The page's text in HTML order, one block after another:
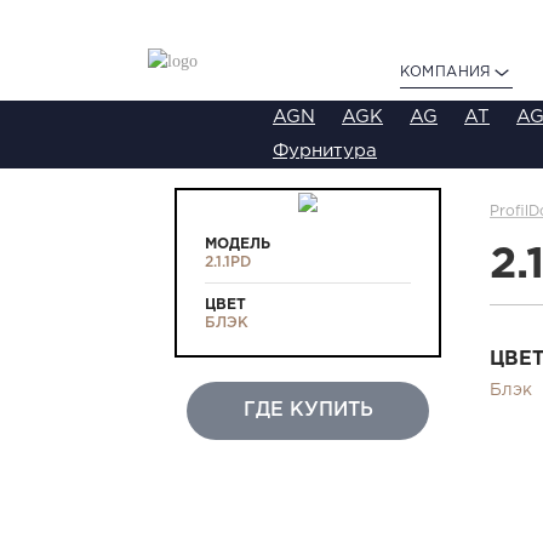
КОМПАНИЯ
AGN AGK AG AT
Фурнитура
МОДЕЛЬ
2.1.1PD
ЦВЕТ
БЛЭК
ГДЕ КУПИТЬ
ЦВЕТ
Блэк